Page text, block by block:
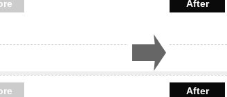
After
After